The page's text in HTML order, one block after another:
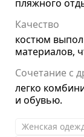
пляжного
Качество
костюм
материалов,
Сочетание с
легко
и обувью.
Женская